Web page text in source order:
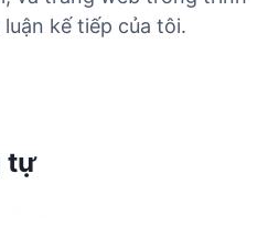
kế tiếp của tôi.
tự